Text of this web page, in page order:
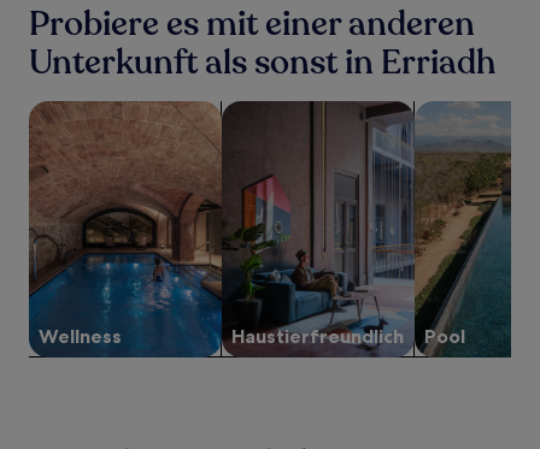
24 Stunden
für
einen
mit
1 Übernachtung
von
2 Erwachsenen
gefunden
wurde.
Preise
und
Verfügbarkeiten
sich
ändern.
Probiere es mit einer anderen
Unterkunft als sonst in Erriadh
Wellness
Suche nach Unterkünften mit Wellness vor Ort
Haustier­freundlich
Suche nach haustierfreundlichen
Pool
Suche nach